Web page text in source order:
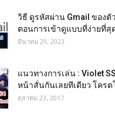
วิธี ดูรหัสผ่าน Gmail ของตั
ตอนการเข้าดูแบบที่ง่ายที่สุ
มีนาคม 29, 2023
แนวทางการเล่น : Violet
หน้าสั่นกันเลยทีเดียว โครต
ตุลาคม 23, 2017